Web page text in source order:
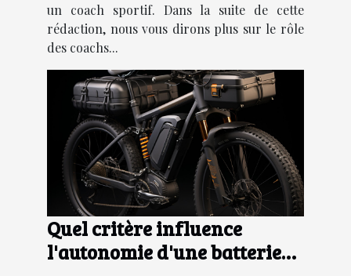
un coach sportif. Dans la suite de cette
rédaction, nous vous dirons plus sur le rôle
des coachs...
Quel critère influence
l'autonomie d'une batterie